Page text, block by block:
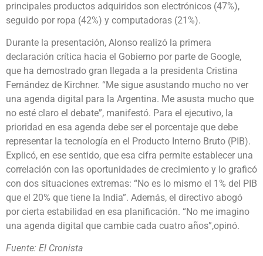
principales productos adquiridos son electrónicos (47%),
seguido por ropa (42%) y computadoras (21%).
Durante la presentación, Alonso realizó la primera
declaración crítica hacia el Gobierno por parte de Google,
que ha demostrado gran llegada a la presidenta Cristina
Fernández de Kirchner. “Me sigue asustando mucho no ver
una agenda digital para la Argentina. Me asusta mucho que
no esté claro el debate”, manifestó. Para el ejecutivo, la
prioridad en esa agenda debe ser el porcentaje que debe
representar la tecnología en el Producto Interno Bruto (PIB).
Explicó, en ese sentido, que esa cifra permite establecer una
correlación con las oportunidades de crecimiento y lo graficó
con dos situaciones extremas: “No es lo mismo el 1% del PIB
que el 20% que tiene la India”. Además, el directivo abogó
por cierta estabilidad en esa planificación. “No me imagino
una agenda digital que cambie cada cuatro años”,opinó.
Fuente: El Cronista